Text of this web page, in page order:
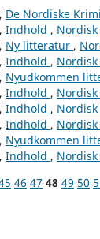
De Nordiske
Indhold ,
Ny litteratur ,
Indhold ,
Nyudkommen
Indhold ,
Indhold ,
Indhold ,
Nyudkommen
Indhold ,
46 47 48 49 50